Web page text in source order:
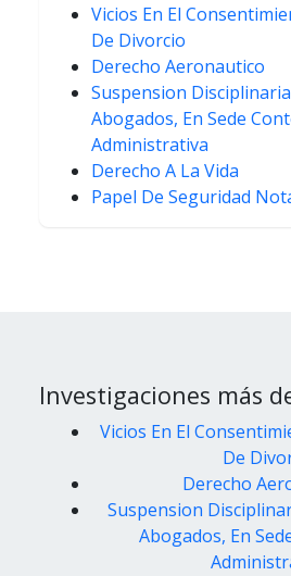
Vicios En El
De Divorcio
Derecho Aeronautico
Suspension
Abogados, En Sede
Administrativa
Derecho A La Vida
Papel De Seguridad
Investigaciones más
Vicios En El
De
Derecho
Suspension
Abogados, En